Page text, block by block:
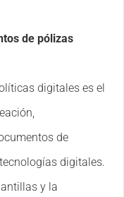
de pólizas
digitales es el
de
digitales.
y la